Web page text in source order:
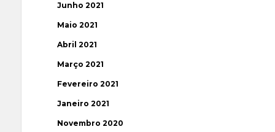
Junho 2021
Maio 2021
Abril 2021
Março 2021
Fevereiro 2021
Janeiro 2021
Novembro 2020